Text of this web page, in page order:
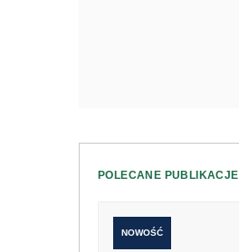
POLECANE PUBLIKACJE
NOWOŚĆ